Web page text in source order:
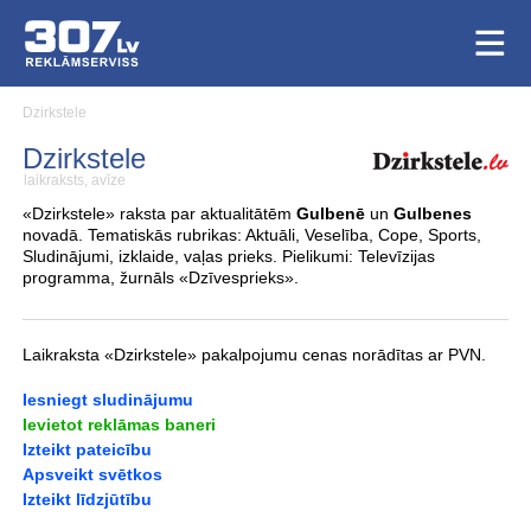
Dzirkstele
Dzirkstele
laikraksts, avīze
«Dzirkstele» raksta par aktualitātēm Gulbenēun Gulbenes
novadā. Tematiskās rubrikas: Aktuāli, Veselība, Cope, Sports,
Sludinājumi, izklaide, vaļas prieks. Pielikumi: Televīzijas
programma, žurnāls «Dzīvesprieks».
Laikraksta «Dzirkstele» pakalpojumu cenas norādītas ar PVN.
Iesniegt sludinājumu
Ievietot reklāmas baneri
Izteikt pateicību
Apsveikt svētkos
Izteikt līdzjūtību